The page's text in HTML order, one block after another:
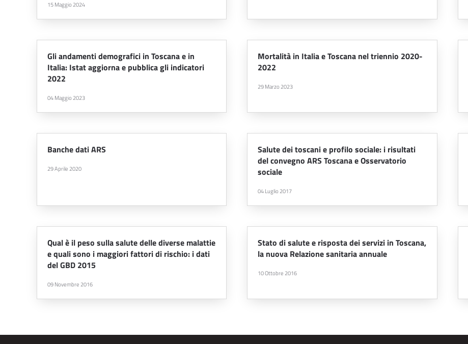
15 Maggio 2024
Gli andamenti demografici in Toscana e in
Italia: Istat aggiorna e pubblica gli indicatori
2022
04 Maggio 2023
Mortalità in Italia e Toscana nel triennio 2020-
2022
29 Marzo 2023
Banche dati ARS
29 Aprile 2020
Salute dei toscani e profilo sociale: i risultati
del convegno ARS Toscana e Osservatorio
sociale
04 Luglio 2017
Qual è il peso sulla salute delle diverse malattie
e quali sono i maggiori fattori di rischio: i dati
del GBD 2015
09 Novembre 2016
Stato di salute e risposta dei servizi in Toscana,
la nuova Relazione sanitaria annuale
10 Ottobre 2016